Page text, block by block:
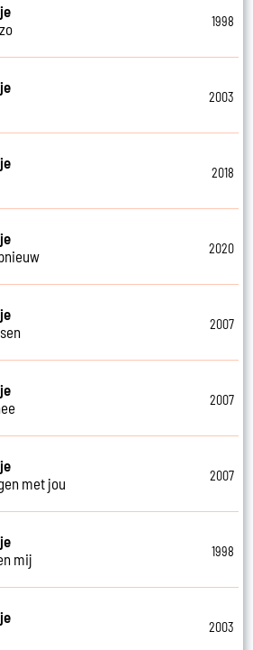
1998
2003
2018
2020
2007
2007
met jou
2007
mij
1998
2003